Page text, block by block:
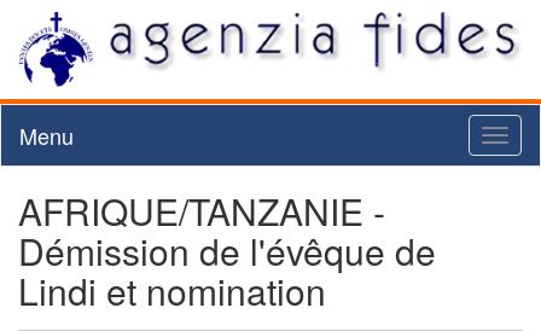
Menu
AFRIQUE/TANZANIE -
Démission de l'évêque de
Lindi et nomination